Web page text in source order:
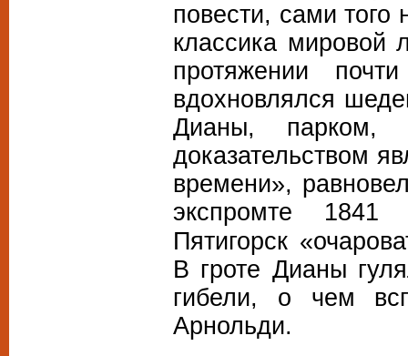
повести, сами того
классика мировой
протяжении
вдохновлялся
Дианы, парком,
доказательством
времени»,
экспромте 1841
Пятигорск
В гроте Дианы
гибели, о чем
Арнольди.